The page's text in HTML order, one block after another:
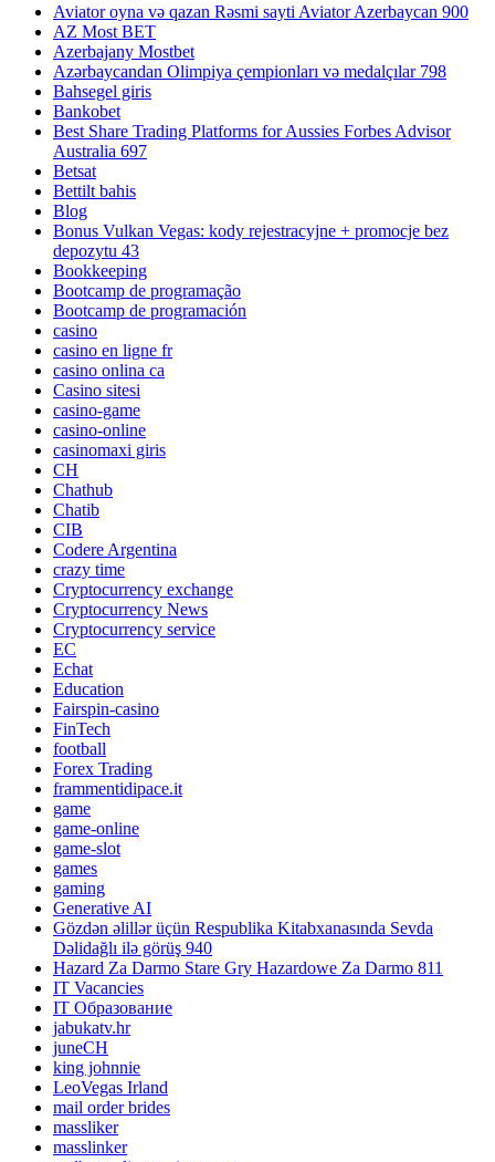
Aviator oyna və qazan Rəsmi sayti Aviator Azerbaycan 900
AZ Most BET
Azerbajany Mostbet
Azərbaycandan Olimpiya çempionları və medalçılar 798
Bahsegel giris
Bankobet
Best Share Trading Platforms for Aussies Forbes Advisor
Australia 697
Betsat
Bettilt bahis
Blog
Bonus Vulkan Vegas: kody rejestracyjne + promocje bez
depozytu 43
Bookkeeping
Bootcamp de programação
Bootcamp de programación
casino
casino en ligne fr
casino onlina ca
Casino sitesi
casino-game
casino-online
casinomaxi giris
CH
Chathub
Chatib
CIB
Codere Argentina
crazy time
Cryptocurrency exchange
Cryptocurrency News
Cryptocurrency service
EC
Echat
Education
Fairspin-casino
FinTech
football
Forex Trading
frammentidipace.it
game
game-online
game-slot
games
gaming
Generative AI
Gözdən əlillər üçün Respublika Kitabxanasında Sevda
Dəlidağlı ilə görüş 940
Hazard Za Darmo Stare Gry Hazardowe Za Darmo 811
IT Vacancies
IT Образование
jabukatv.hr
juneCH
king johnnie
LeoVegas Irland
mail order brides
massliker
masslinker